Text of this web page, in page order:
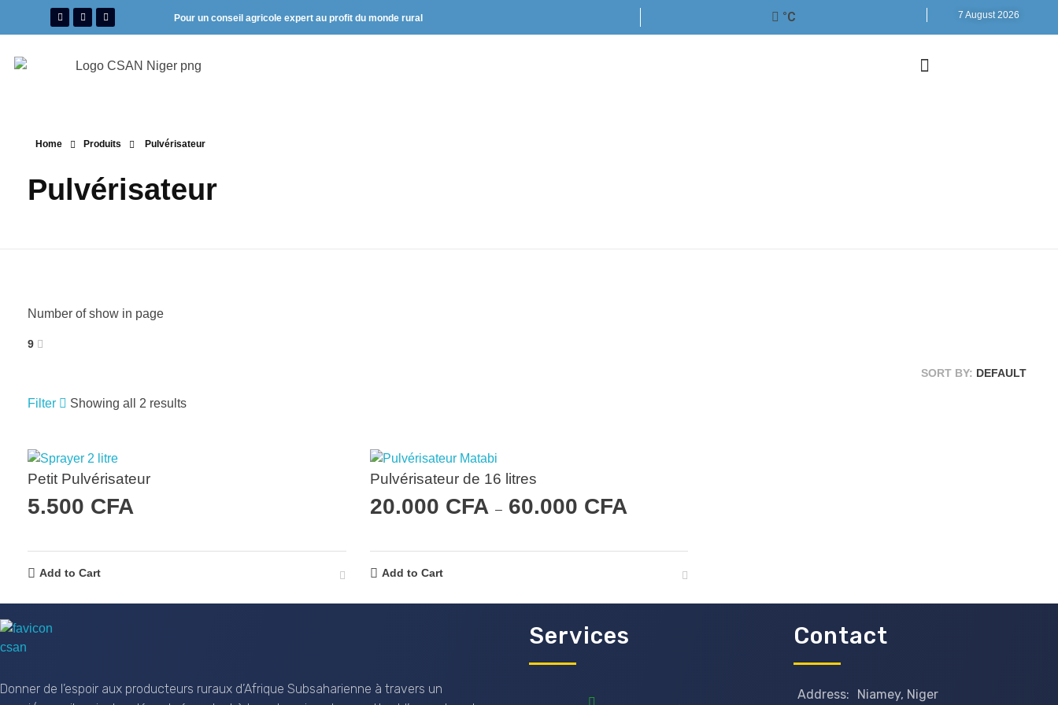
Pour un conseil agricole expert au profit du monde rural °C 7 August 2026
Home Produits Pulvérisateur
Pulvérisateur
Number of show in page
9
SORT BY: DEFAULT
Filter Showing all 2 results
RECHERCHER UN PRODUIT
RECHERCHE
Petit Pulvérisateur
5.500 CFA
Add to Cart
Pulvérisateur de 16 litres
20.000 CFA – 60.000 CFA
Add to Cart
Donner de l’espoir aux producteurs ruraux d’Afrique Subsaharienne à travers un
Services Contact
Address: Niamey, Niger